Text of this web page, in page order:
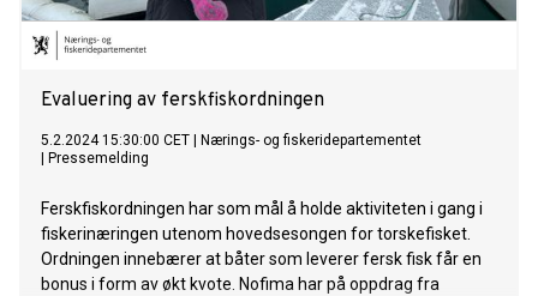
Evaluering av ferskfiskordningen
5.2.2024 15:30:00 CET
Nærings- og fiskeridepartementet
Pressemelding
Ferskfiskordningen har som mål å holde aktiviteten i gang i
fiskerinæringen utenom hovedsesongen for torskefisket.
Ordningen innebærer at båter som leverer fersk fisk får en
bonus i form av økt kvote. Nofima har på oppdrag fra